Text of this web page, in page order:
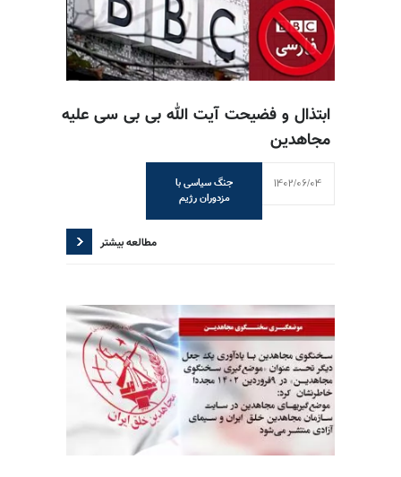
ابتذال و فضیحت آیت الله بی بی سی علیه
مجاهدین
جنگ سیاسی با
مزدوران رژیم
1402/06/04
مطالعه بیشتر